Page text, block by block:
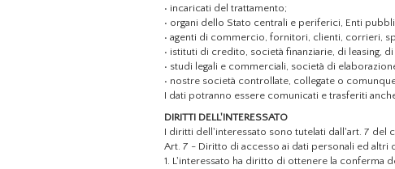
• incaricati del trattamento;
• organi dello Stato centrali e periferici, Enti
• agenti di commercio, fornitori, clienti, corrieri,
• istituti di credito, società finanziarie, di leasing,
• studi legali e commerciali, società di
• nostre società controllate, collegate o
I dati potranno essere comunicati e trasferiti
DIRITTI DELL'INTERESSATO
I diritti dell'interessato sono tutelati dall'art. 7 del
Art. 7 - Diritto di accesso ai dati personali ed altri
1. L'interessato ha diritto di ottenere la conferma